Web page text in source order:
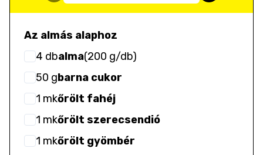
Az almás alaphoz
4 dbalma(200 g/db)
50 gbarna cukor
1 mkőrölt fahéj
1 mkőrölt szerecsendió
1 mkőrölt gyömbér